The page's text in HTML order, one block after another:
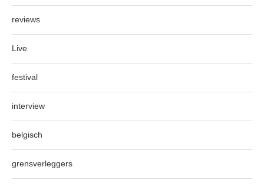
reviews
Live
festival
interview
belgisch
grensverleggers